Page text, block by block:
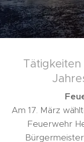
Am 17. März
Feuerwehr